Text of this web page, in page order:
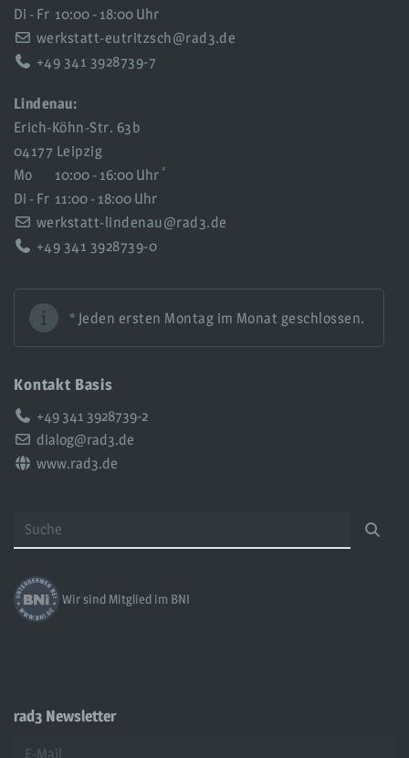
Di - Fr 10:00 - 18:00 Uhr
werkstatt-eutritzsch@rad3.de
+49 341 3928739-7
Lindenau:
Erich-Köhn-Str. 63b
04177 Leipzig
Mo
10:00 - 16:00 Uhr *
Di - Fr 11:00 - 18:00 Uhr
werkstatt-lindenau@rad3.de
+49 341 3928739-0
* Jeden ersten Montag im Monat geschlossen.
Kontakt Basis
Telefon:+49 341 3928739-2
Email:dialog@rad3.de
Web:www.rad3.de
Wir sind Mitglied im BNI
rad3 Newsletter